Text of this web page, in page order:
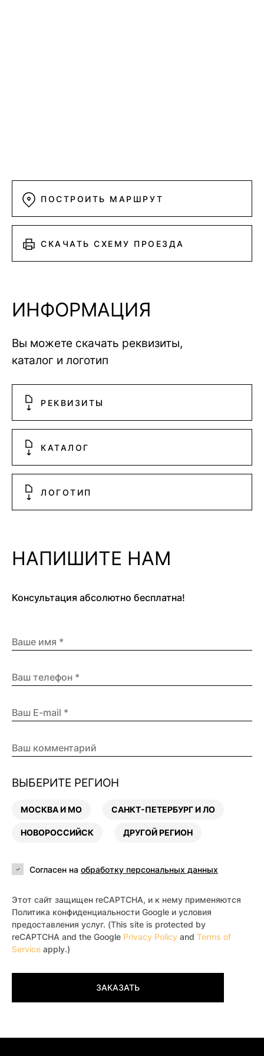
ПОСТРОИТЬ МАРШРУТ
СКАЧАТЬ СХЕМУ ПРОЕЗДА
ИНФОРМАЦИЯ
Вы можете скачать реквизиты,
каталог и логотип
РЕКВИЗИТЫ
КАТАЛОГ
ЛОГОТИП
НАПИШИТЕ НАМ
Консультация абсолютно бесплатна!
ВЫБЕРИТЕ РЕГИОН
МОСКВА И МО САНКТ-ПЕТЕРБУРГ И ЛО
НОВОРОССИЙСК ДРУГОЙ РЕГИОН
Согласен на обработку персональных данных
Этот сайт защищен reCAPTCHA, и к нему применяются
Политика конфиденциальности Google и условия
предоставления услуг. (This site is protected by
reCAPTCHA and the Google Privacy Policy and Terms of
Service apply.)